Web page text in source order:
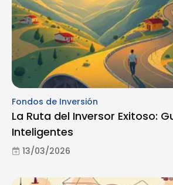
Fondos de Inversión
La Ruta del Inversor Exitoso:
Inteligentes
13/03/2026